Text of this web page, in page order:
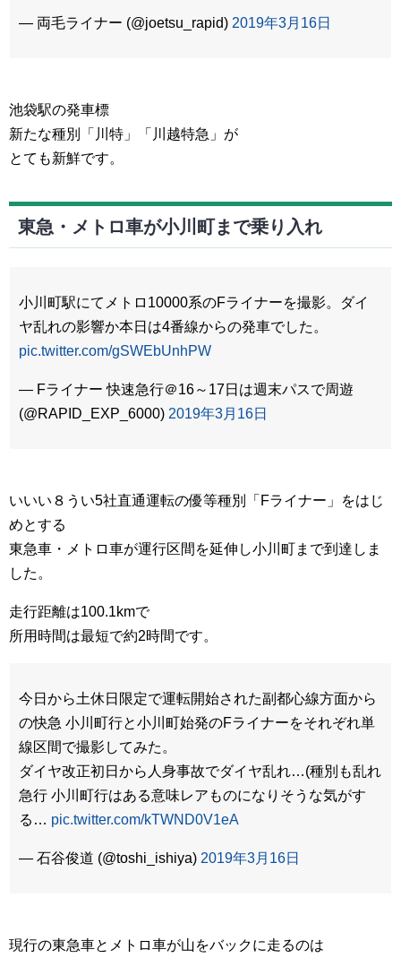
— 両毛ライナー (@joetsu_rapid) 2019年3月16日
池袋駅の発車標
新たな種別「川特」「川越特急」が
とても新鮮です。
東急・メトロ車が小川町まで乗り入れ
小川町駅にてメトロ10000系のFライナーを撮影。ダイ
ヤ乱れの影響か本日は4番線からの発車でした。
pic.twitter.com/gSWEbUnhPW
— Fライナー 快速急行＠16～17日は週末パスで周遊
(@RAPID_EXP_6000) 2019年3月16日
いいい８うい5社直通運転の優等種別「Fライナー」をはじ
めとする
東急車・メトロ車が運行区間を延伸し小川町まで到達しま
した。
走行距離は100.1kmで
所用時間は最短で約2時間です。
今日から土休日限定で運転開始された副都心線方面から
の快急 小川町行と小川町始発のFライナーをそれぞれ単
線区間で撮影してみた。
ダイヤ改正初日から人身事故でダイヤ乱れ…(種別も乱れ
急行 小川町行はある意味レアものになりそうな気がす
る… pic.twitter.com/kTWND0V1eA
— 石谷俊道 (@toshi_ishiya) 2019年3月16日
現行の東急車とメトロ車が山をバックに走るのは